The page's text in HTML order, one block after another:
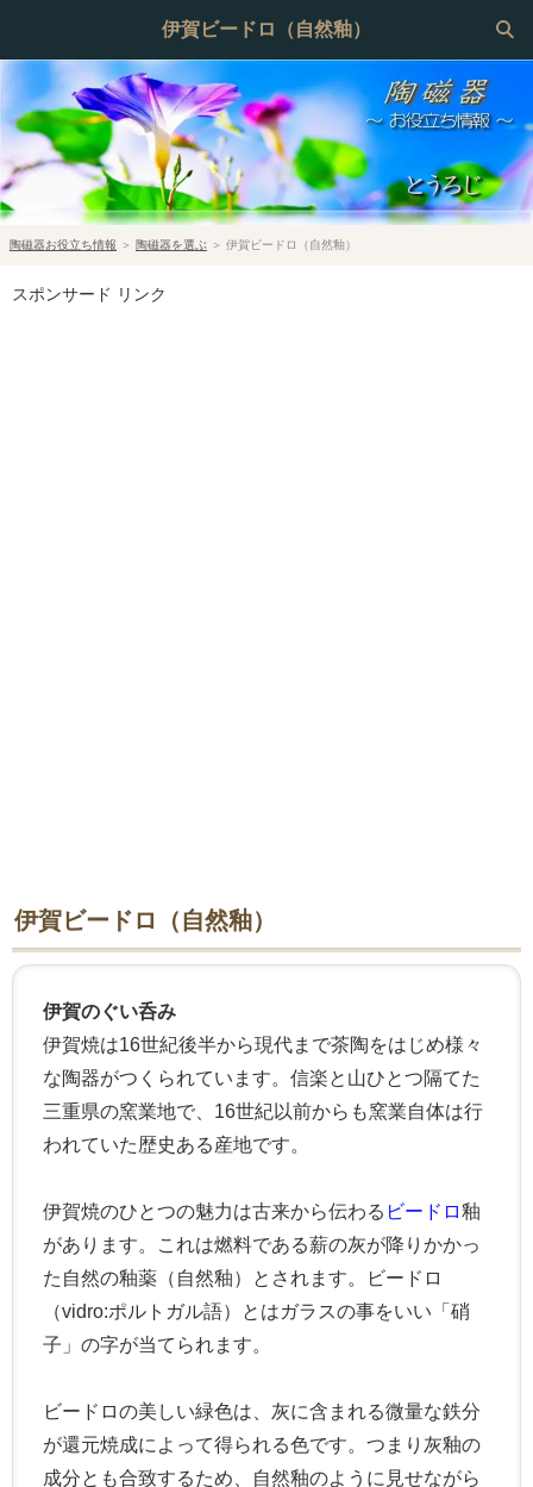
伊賀ビードロ（自然釉）
陶磁器お役立ち情報 ＞ 陶磁器を選ぶ ＞ 伊賀ビードロ（自然釉）
スポンサード リンク
伊賀ビードロ（自然釉）
伊賀のぐい呑み
伊賀焼は16世紀後半から現代まで茶陶をはじめ様々
な陶器がつくられています。信楽と山ひとつ隔てた
三重県の窯業地で、16世紀以前からも窯業自体は行
われていた歴史ある産地です。
伊賀焼のひとつの魅力は古来から伝わる ビードロ釉
があります。これは燃料である薪の灰が降りかかっ
た自然の釉薬（自然釉）とされます。ビードロ
（vidro:ポルトガル語）とはガラスの事をいい「硝
子」の字が当てられます。
ビードロの美しい緑色は、灰に含まれる微量な鉄分
が還元焼成によって得られる色です。つまり灰釉の
成分とも合致するため、自然釉のように見せながら